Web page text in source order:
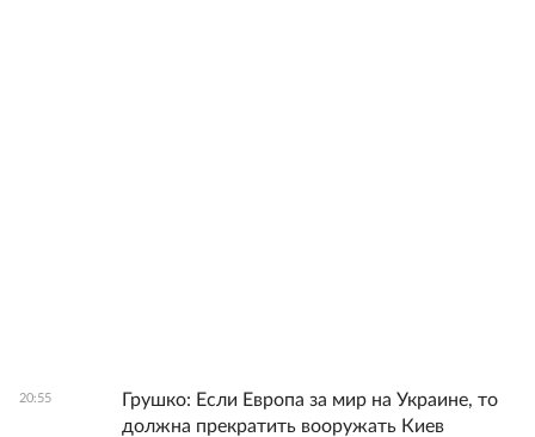
20:55
Грушко: Если Европа за мир на Украине, то
должна прекратить вооружать Киев